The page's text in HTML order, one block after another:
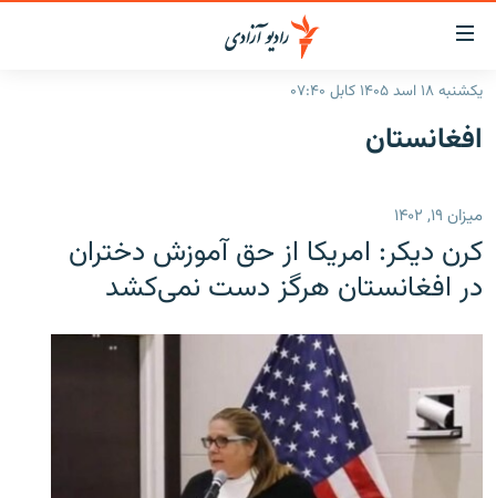
لینک‌های
قابل
دسترسی
بازگشت
بازگشت
به
منوی
اصلی
جستجو
صفحه نخست
گزارش‌ها
شرق میانه
افغانستان
جهان
جدول نشرات
مصاحبه‌ها
ورزش
بحران مهاجرت
یکشنبه ۱۸ اسد ۱۴۰۵ کابل ۰۷:۴۰
افغانستان
ميزان ۱۹, ۱۴۰۲
کرن دیکر: امریکا از حق آموزش دختران
در افغانستان هرگز دست نمی‌کشد